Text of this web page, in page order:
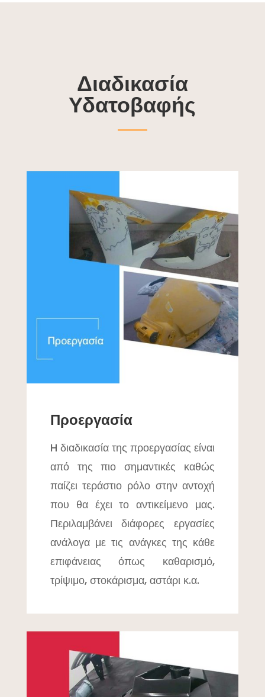
Διαδικασία
Υδατοβαφής
Προεργασία
H διαδικασία της προεργασίας είναι
από της πιο σημαντικές καθώς
παίζει τεράστιο ρόλο στην αντοχή
που θα έχει το αντικείμενο μας.
Περιλαμβάνει διάφορες εργασίες
ανάλογα με τις ανάγκες της κάθε
επιφάνειας όπως καθαρισμό,
τρίψιμο, στοκάρισμα, αστάρι κ.α.